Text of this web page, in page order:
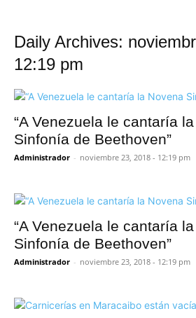
Daily Archives:
12:19 pm
“A Venezuela le cantaría
Sinfonía de Beethoven”
Administrador - noviembre 23, 2018 - 12:19 pm
“A Venezuela le cantaría
Sinfonía de Beethoven”
Administrador - noviembre 23, 2018 - 12:19 pm